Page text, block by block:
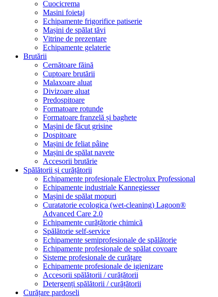
Cuocicrema
Masini foietaj
Echipamente frigorifice patiserie
Mașini de spălat tăvi
Vitrine de prezentare
Echipamente gelaterie
Brutării
Cernătoare făină
Cuptoare brutării
Malaxoare aluat
Divizoare aluat
Predospitoare
Formatoare rotunde
Formatoare franzelă și baghete
Mașini de făcut grisine
Dospitoare
Mașini de feliat pâine
Mașini de spălat navete
Accesorii brutărie
Spălătorii și curățătorii
Echipamente profesionale Electrolux Professional
Echipamente industriale Kannegiesser
Mașini de spălat mopuri
Curatatorie ecologica (wet-cleaning) Lagoon®
Advanced Care 2.0
Echipamente curățătorie chimică
Spălătorie self-service
Echipamente semiprofesionale de spălătorie
Echipamente profesionale de spălat covoare
Sisteme profesionale de curățare
Echipamente profesionale de igienizare
Accesorii spălătorii / curățătorii
Detergenți spălătorii / curățătorii
Curățare pardoseli